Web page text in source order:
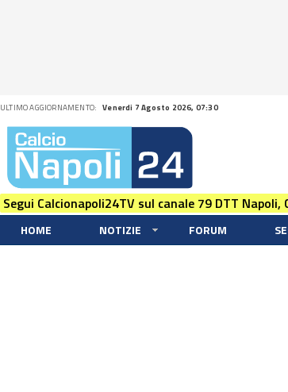
ULTIMO AGGIORNAMENTO: Venerdi 7 Agosto 2026, 07:30
Segui Calcionapoli24TV sul canale 79 DTT
HOME NOTIZIE FORUM